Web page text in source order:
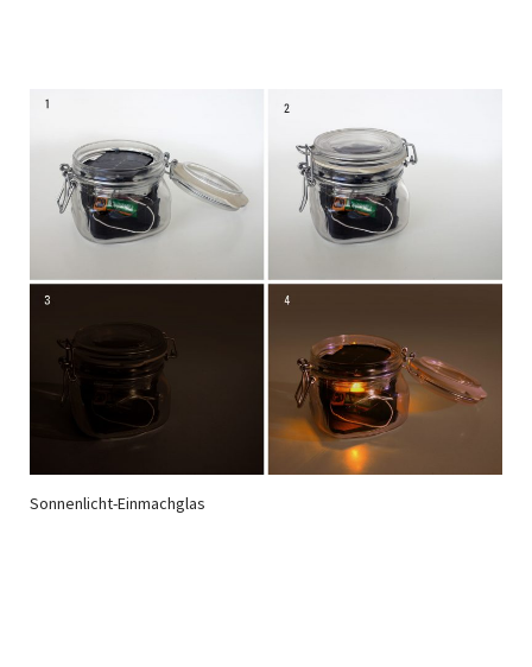
Sonnenlicht-Einmachglas